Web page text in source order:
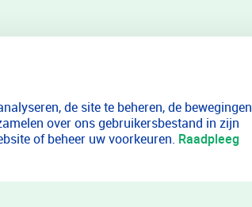
de site te beheren, de bewegingen
over ons gebruikersbestand in zijn
of beheer uw voorkeuren. Raadpleeg